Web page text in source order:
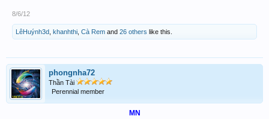
8/6/12
LêHuýnh3d khanhthi Cà Rem and 26 others like this.
phongnha72
Thần Tài
Perennial member
MN